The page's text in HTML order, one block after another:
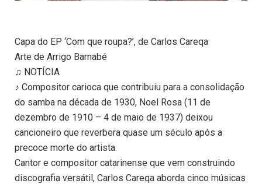
Capa do EP ‘Com que roupa?’, de Carlos Careqa
Arte de Arrigo Barnabé
♫ NOTÍCIA
♪ Compositor carioca que contribuiu para a consolidação
do samba na década de 1930, Noel Rosa (11 de
dezembro de 1910 – 4 de maio de 1937) deixou
cancioneiro que reverbera quase um século após a
precoce morte do artista.
Cantor e compositor catarinense que vem construindo
discografia versátil, Carlos Careqa aborda cinco músicas